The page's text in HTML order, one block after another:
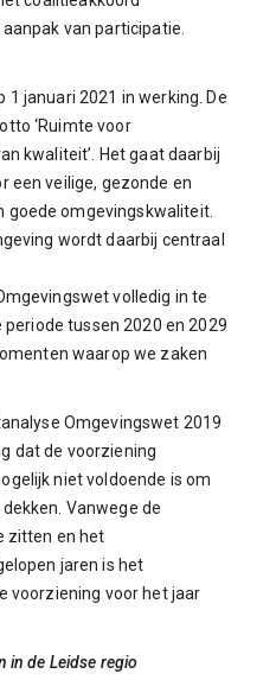
van participatie.
1 januari 2021 in werking. De
‘Ruimte voor
kwaliteit’. Het gaat daarbij
een veilige, gezonde en
omgevingskwaliteit.
wordt daarbij centraal
volledig in te
tussen 2020 en 2029
waarop we zaken
Omgevingswet 2019
dat de voorziening
niet voldoende is om
Vanwege de
zitten en het
jaren is het
voorziening voor het jaar
in de Leidse regio